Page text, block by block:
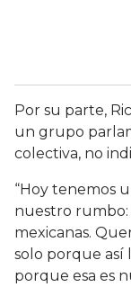
Por su parte,
un grupo
colectiva, no
“Hoy tenemos
nuestro rumbo:
mexicanas.
solo porque así
porque esa es